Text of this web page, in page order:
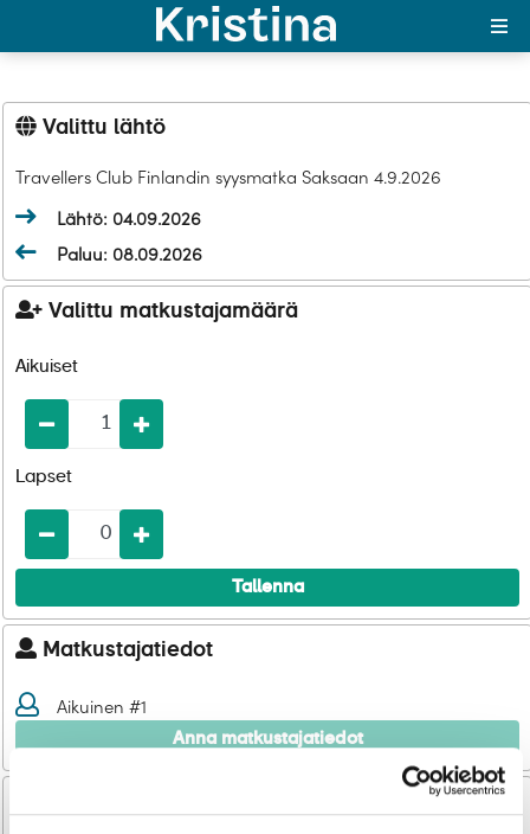
MAJAKKA-portaali
Äkkilähdöt
Matkatyypit
Matkakalenteri
Hyvä tietää
Meistä
Valittu lähtö
Travellers Club Finlandin syysmatka Saksaan 4.9.2026
Lähtö: 04.09.2026
Paluu: 08.09.2026
Valittu matkustajamäärä
Aikuiset
Lapset
Tallenna
Matkustajatiedot
Aikuinen #1
Anna matkustajatiedot